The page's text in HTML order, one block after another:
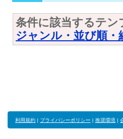
条件に該当するテ
ジャンル・並び順
利用規約 | プライバシーポリシー | 推奨環境 |